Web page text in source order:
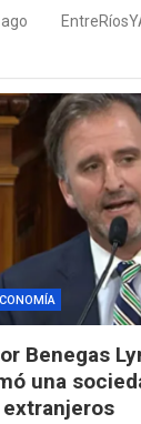
Benegas
una